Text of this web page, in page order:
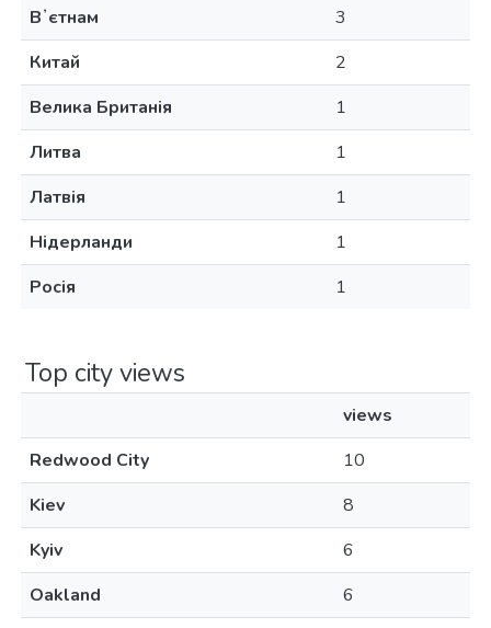
Вʼєтнам
3
Китай
2
Велика Британія
1
Литва
1
Латвія
1
Нідерланди
1
Росія
1
Top city views
views
Redwood City
10
Kiev
8
Kyiv
6
Oakland
6